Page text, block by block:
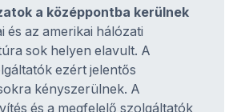
a középpontba kerülnek
és az amerikai hálózati
sok helyen elavult. A
ezért jelentős
kényszerülnek. A
és a megfelelő szolgáltatók